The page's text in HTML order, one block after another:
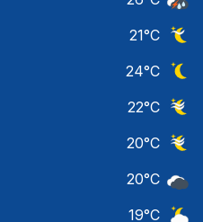
21°C
24°C
22°C
20°C
20°C
19°C